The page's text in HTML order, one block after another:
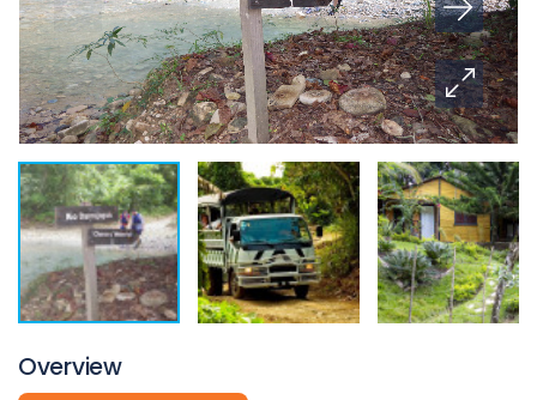
Overview